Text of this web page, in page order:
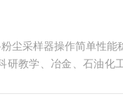
尘采样器操作简单性能
研教学、冶金、石油化